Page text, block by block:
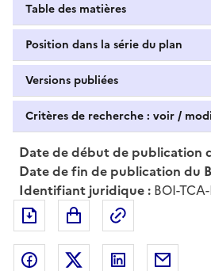
Table des matières
Position dans la série du plan
Versions publiées
Critères de recherche : voir /
Date de début de publication
Date de fin de publication du
Identifiant juridique : BOI-
Exporter le document au
Partager sur Facebook
Partager sur Twitter
Partager sur